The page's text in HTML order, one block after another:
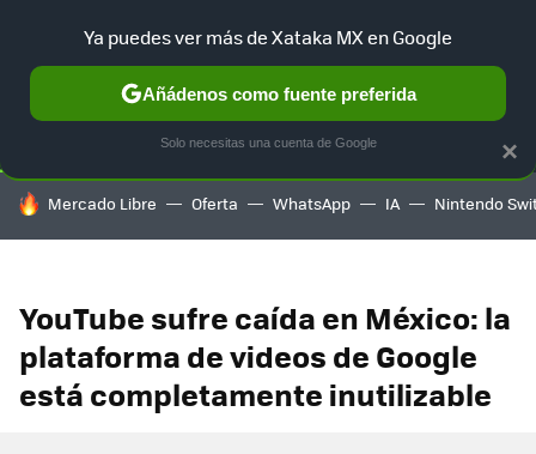
SELECCIÓN GAMING HOME AUTO TERRITORIO
HOY SE HABLA DE
Mercado Libre Oferta WhatsApp IA Nintendo
YouTube sufre caída en México: la
plataforma de videos de Google
está completamente inutilizable
×
Ya puedes ver más de Xataka MX en Google
Añádenos como fuente preferida
Solo necesitas una cuenta de Google